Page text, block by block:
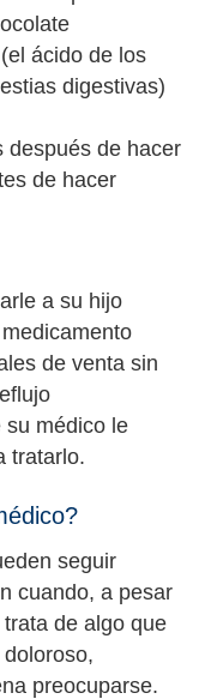
ácido de los
digestivas)
después de hacer
de hacer
a su hijo
de venta sin
su médico le
tratarlo.
seguir
cuando, a pesar
de algo que
preocuparse.